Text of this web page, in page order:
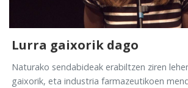
Lurra gaixorik dago
Naturako sendabideak erabiltzen ziren
gaixorik, eta industria farmazeutikoen